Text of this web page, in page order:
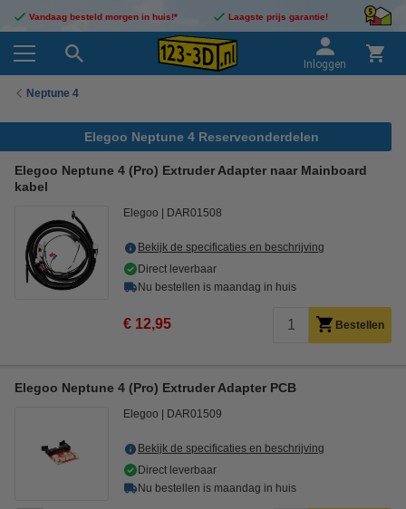
Vandaag besteld morgen in huis!* Laagste prijs garantie!
Inloggen
Neptune 4
Elegoo Neptune 4 Reserveonderdelen
Elegoo Neptune 4 (Pro) Extruder Adapter naar Mainboard
kabel
Elegoo DAR01508
Bekijk de specificaties en beschrijving
Direct leverbaar
Nu bestellen is maandag in huis
€ 12,95 Bestellen
Elegoo Neptune 4 (Pro) Extruder Adapter PCB
Elegoo DAR01509
Bekijk de specificaties en beschrijving
Direct leverbaar
Nu bestellen is maandag in huis